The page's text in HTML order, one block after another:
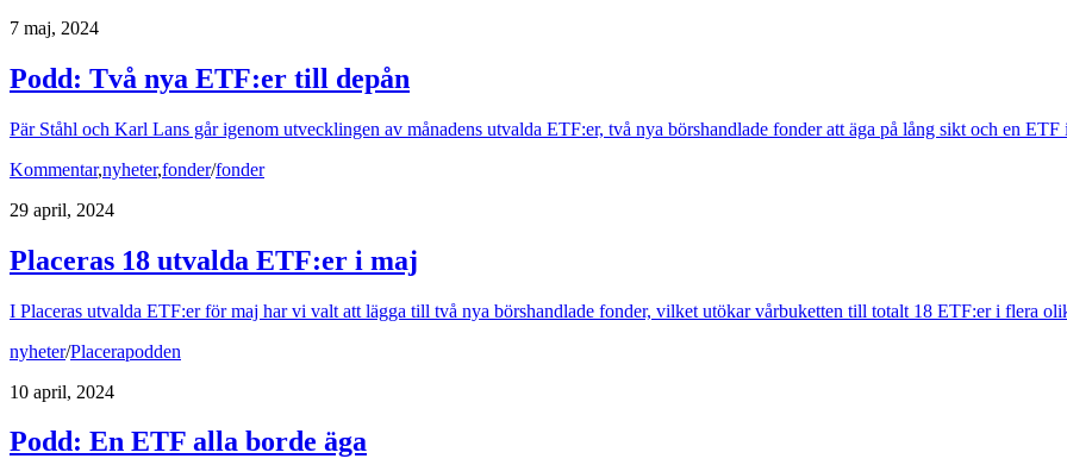
7 maj, 2024
Podd: Två nya ETF:er till depån
Pär Ståhl och Karl Lans går igenom utvecklingen av månadens utvalda ETF:er, två nya börshandlade fonder att äga på lång sikt och en ETF
Kommentar,nyheter,fonder/fonder
29 april, 2024
Placeras 18 utvalda ETF:er i maj
I Placeras utvalda ETF:er för maj har vi valt att lägga till två nya börshandlade fonder, vilket utökar vårbuketten till totalt 18 ETF:er i flera
nyheter/Placerapodden
10 april, 2024
Podd: En ETF alla borde äga